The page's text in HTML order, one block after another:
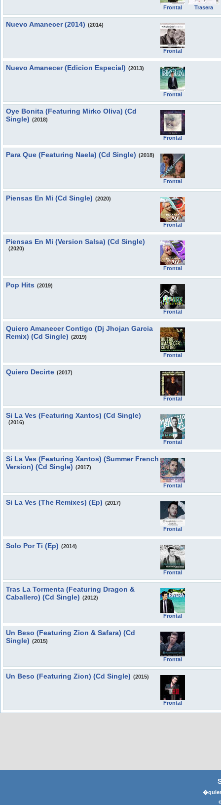
Frontal Trasera
Nuevo Amanecer (2014) (2014)
Frontal
Nuevo Amanecer (Edicion Especial) (2013)
Frontal
Oye Bonita (Featuring Mirko Oliva) (Cd
Single) (2018)
Frontal
Para Que (Featuring Naela) (Cd Single) (2018)
Frontal
Piensas En Mi (Cd Single) (2020)
Frontal
Piensas En Mi (Version Salsa) (Cd Single)
(2020)
Frontal
Pop Hits (2019)
Frontal
Quiero Amanecer Contigo (Dj Jhojan Garcia
Remix) (Cd Single) (2019)
Frontal
Quiero Decirte (2017)
Frontal
Si La Ves (Featuring Xantos) (Cd Single)
(2016)
Frontal
Si La Ves (Featuring Xantos) (Summer French
Version) (Cd Single) (2017)
Frontal
Si La Ves (The Remixes) (Ep) (2017)
Frontal
Solo Por Ti (Ep) (2014)
Frontal
Tras La Tormenta (Featuring Dragon &
Caballero) (Cd Single) (2012)
Frontal
Un Beso (Featuring Zion & Safara) (Cd
Single) (2015)
Frontal
Un Beso (Featuring Zion) (Cd Single) (2015)
Frontal